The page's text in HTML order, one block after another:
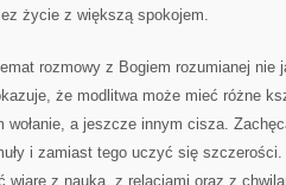
życie z większą spokojem.
rozmowy z Bogiem rozumianej nie
że modlitwa może mieć różne
wołanie, a jeszcze innym cisza.
i zamiast tego uczyć się
wiarę z nauką, z relacjami oraz z